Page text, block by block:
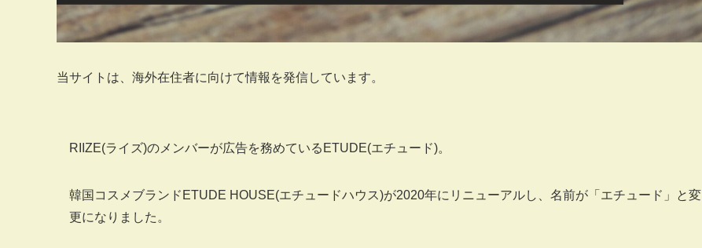
当サイトは、海外在住者に向けて情報を発信しています。
RIIZE(ライズ)のメンバーが広告を務めているETUDE(エチュード)。
韓国コスメブランドETUDE HOUSE(エチュードハウス)が2020年にリニューアルし、名前が「エチュード」と変
更になりました。